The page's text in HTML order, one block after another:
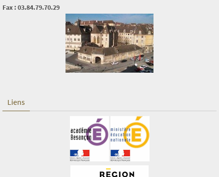
Fax : 03.84.79.70.29
Liens